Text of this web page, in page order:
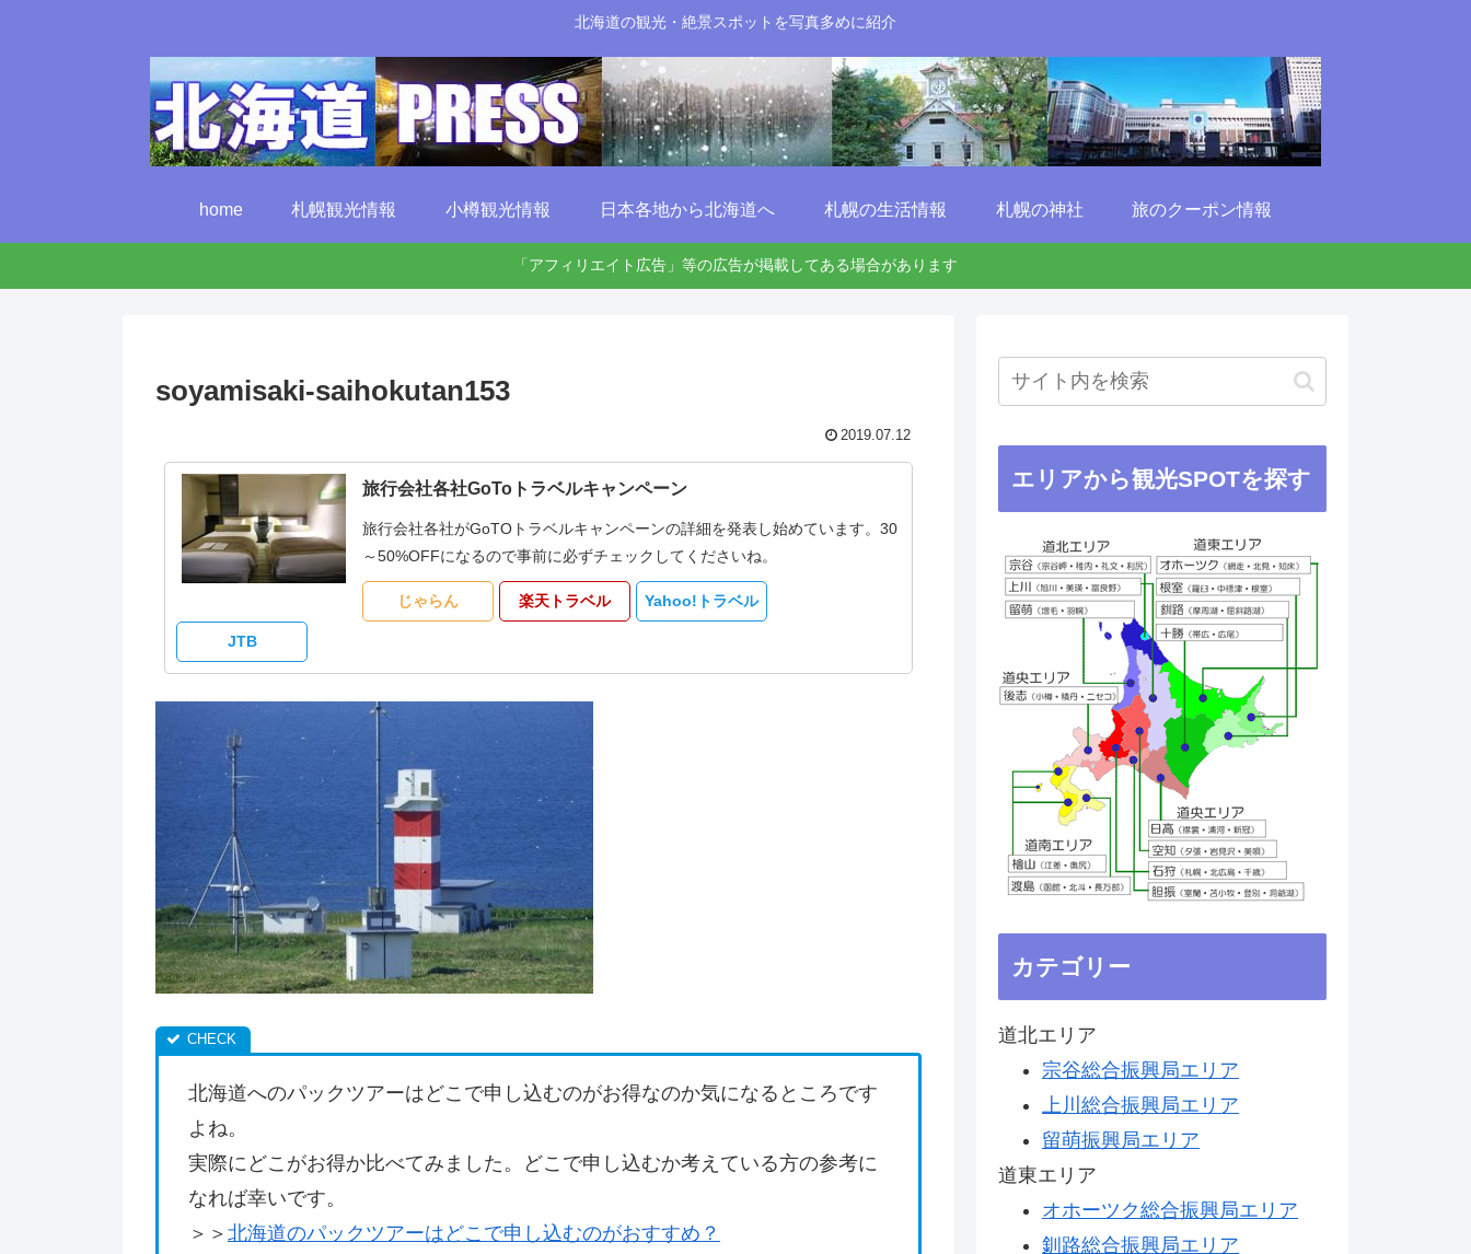
北海道の観光・絶景スポットを写真多めに紹介
home 札幌観光情報 小樽観光情報 日本各地から北海道へ 札幌の生活情報 札幌の神社 旅のクーポン情報
「アフィリエイト広告」等の広告が掲載してある場合があります
soyamisaki-saihokutan153
2019.07.12
旅行会社各社GoToトラベルキャンペーン
旅行会社各社がGoTOトラベルキャンペーンの詳細を発表し始めています。30
～50%OFFになるので事前に必ずチェックしてくださいね。
じゃらん 楽天トラベル Yahoo!トラベル
JTB
北海道へのパックツアーはどこで申し込むのがお得なのか気になるところです
よね。
実際にどこがお得か比べてみました。どこで申し込むか考えている方の参考に
なれば幸いです。
＞＞ 北海道のパックツアーはどこで申し込むのがおすすめ？
エリアから観光SPOTを探す
カテゴリー
道北エリア
宗谷総合振興局エリア
上川総合振興局エリア
留萌振興局エリア
道東エリア
オホーツク総合振興局エリア
釧路総合振興局エリア